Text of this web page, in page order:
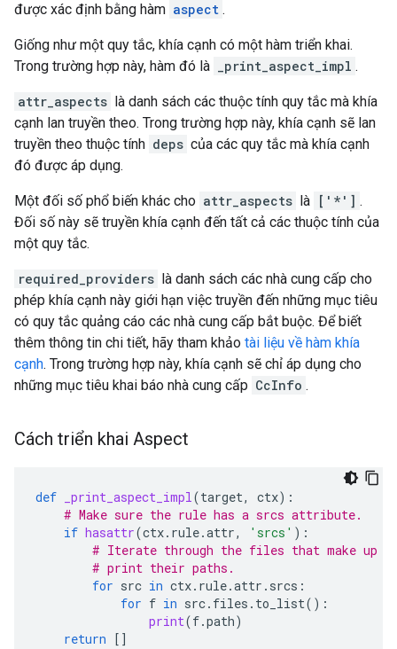
được xác định bằng hàm aspect .
Giống như một quy tắc, khía cạnh có một hàm triển khai.
Trong trường hợp này, hàm đó là
_print_aspect_impl .
attr_aspects
là danh sách các thuộc tính quy tắc mà khía
cạnh lan truyền theo. Trong trường hợp này, khía cạnh sẽ lan
truyền theo thuộc tính deps của các quy tắc mà khía cạnh
đó được áp dụng.
Một đối số phổ biến khác cho attr_aspects là ['*'] .
Đối số này sẽ truyền khía cạnh đến tất cả các thuộc tính của
một quy tắc.
required_providers
là danh sách các nhà cung cấp cho
phép khía cạnh này giới hạn việc truyền đến những mục tiêu
có quy tắc quảng cáo các nhà cung cấp bắt buộc. Để biết
thêm thông tin chi tiết, hãy tham khảo tài liệu về hàm khía
cạnh. Trong trường hợp này, khía cạnh sẽ chỉ áp dụng cho
những mục tiêu khai báo nhà cung cấp CcInfo .
Cách triển khai Aspect
def _print_aspect_impl(target, ctx):
# Make sure the rule has a srcs attribute.
if hasattr(ctx. rule.attr, 'srcs' ):
# Iterate through the files that make up
# print their paths.
for src in ctx. rule.attr . srcs :
for f in src. files . to_list():
print(f.path)
return
[]